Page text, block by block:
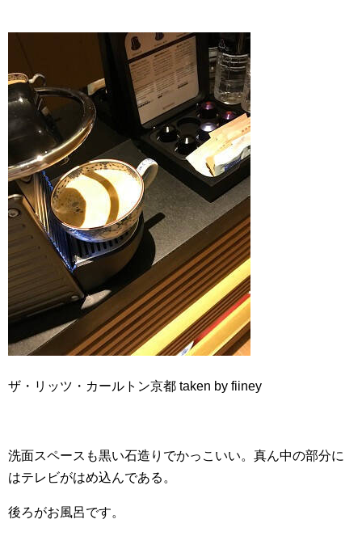
ザ・リッツ・カールトン京都 taken by fiiney
洗面スペースも黒い石造りでかっこいい。真ん中の部分に
はテレビがはめ込んである。
後ろがお風呂です。